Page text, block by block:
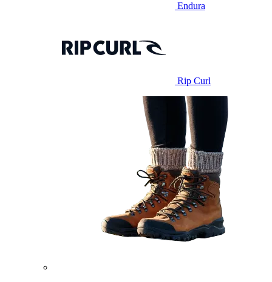
Endura
Rip Curl